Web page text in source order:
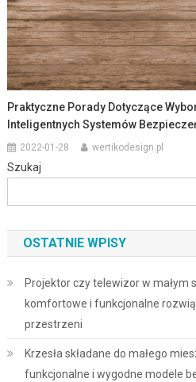
Praktyczne Porady Dotyczące
Inteligentnych Systemów
2022-01-28 wertikodesign.pl
Szukaj
OSTATNIE WPISY
Projektor czy telewizor w małym
komfortowe i funkcjonalne
przestrzeni
Krzesła składane do małego
funkcjonalne i wygodne modele